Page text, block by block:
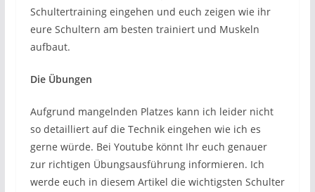
Schultertraining eingehen und euch zeigen wie ihr
eure Schultern am besten trainiert und Muskeln
aufbaut.
Die Übungen
Aufgrund mangelnden Platzes kann ich leider nicht
so detailliert auf die Technik eingehen wie ich es
gerne würde. Bei Youtube könnt Ihr euch genauer
zur richtigen Übungsausführung informieren. Ich
werde euch in diesem Artikel die wichtigsten Schulter